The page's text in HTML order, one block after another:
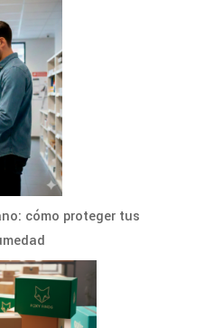
cómo proteger tus